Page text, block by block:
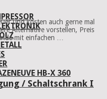
HB-X 360
und kosten auch gerne mal
Alternative vorstellen, Preis
mit einfachen …
/ Schaltschrank I